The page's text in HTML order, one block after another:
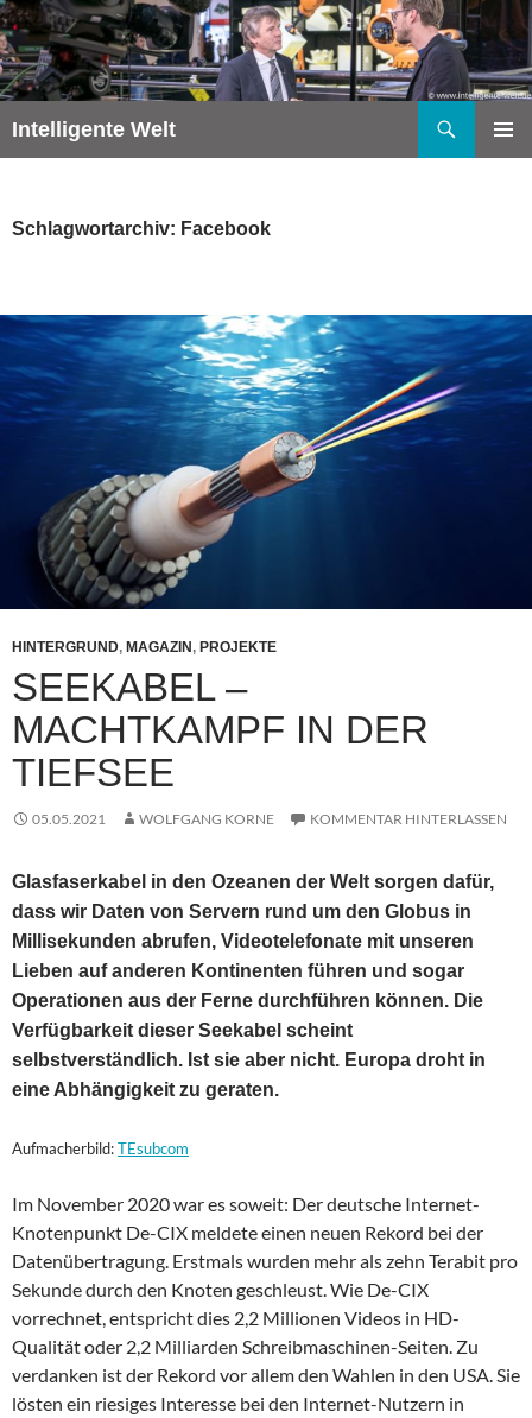
Zum
Inhalt
springen
Intelligente Welt
Schlagwortarchiv: Facebook
HINTERGRUND, MAGAZIN , PROJEKTE
SEEKABEL –
MACHTKAMPF IN DER
TIEFSEE
05.05.2021 WOLFGANG KORNE KOMMENTAR HINTERLASSEN
Glasfaserkabel in den Ozeanen der Welt sorgen dafür,
dass wir Daten von Servern rund um den Globus in
Millisekunden abrufen, Videotelefonate mit unseren
Lieben auf anderen Kontinenten führen und sogar
Operationen aus der Ferne durchführen können. Die
Verfügbarkeit dieser Seekabel scheint
selbstverständlich. Ist sie aber nicht. Europa droht in
eine Abhängigkeit zu geraten.
Aufmacherbild:TEsubcom
Im November 2020 war es soweit: Der deutsche Internet-
Knotenpunkt De-CIX meldete einen neuen Rekord bei der
Datenübertragung. Erstmals wurden mehr als zehn Terabit pro
Sekunde durch den Knoten geschleust. Wie De-CIX
vorrechnet, entspricht dies 2,2 Millionen Videos in HD-
Qualität oder 2,2 Milliarden Schreibmaschinen-Seiten. Zu
verdanken ist der Rekord vor allem den Wahlen in den USA. Sie
lösten ein riesiges Interesse bei den Internet-Nutzern in